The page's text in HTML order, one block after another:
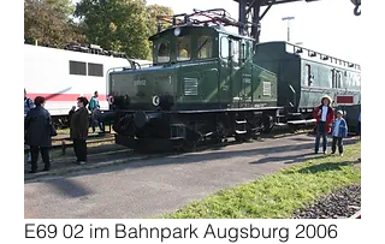
E69 02 im Bahnpark Augsburg 2006